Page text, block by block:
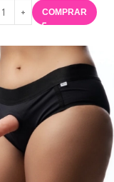
COMPRAR